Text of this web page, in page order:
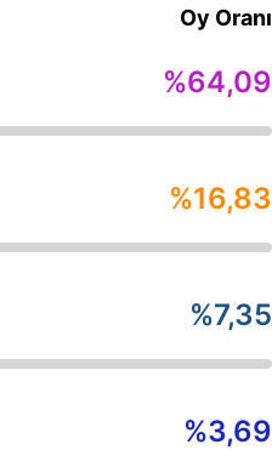
Oy Oranı
%64,09
%16,83
%7,35
%3,69